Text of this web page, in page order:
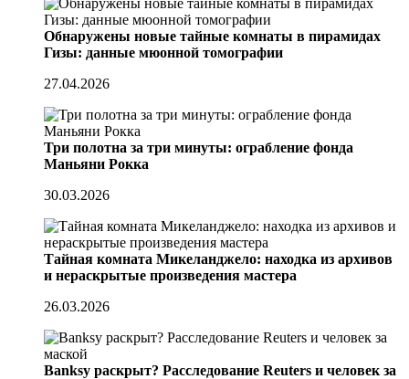
Обнаружены новые тайные комнаты в пирамидах
Гизы: данные мюонной томографии
27.04.2026
Три полотна за три минуты: ограбление фонда
Маньяни Рокка
30.03.2026
Тайная комната Микеланджело: находка из архивов
и нераскрытые произведения мастера
26.03.2026
Banksy раскрыт? Расследование Reuters и человек за